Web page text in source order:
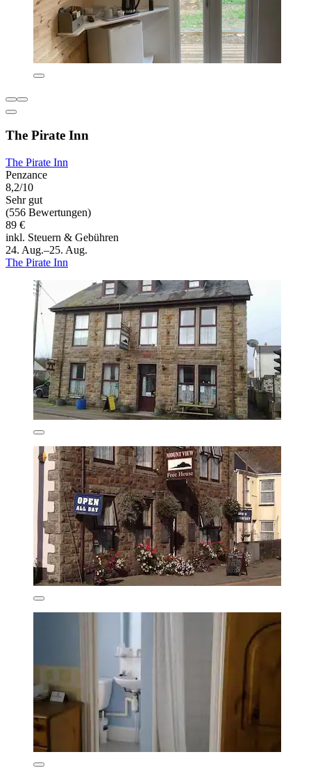
The Pirate Inn
The Pirate Inn
Penzance
8,2/10
Sehr gut
(556 Bewertungen)
89 €
inkl. Steuern & Gebühren
24. Aug.–25. Aug.
The Pirate Inn